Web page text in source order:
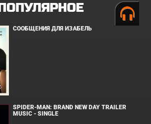
ПОПУЛЯРНОЕ
СООБЩЕНИЯ ДЛЯ ИЗАБЕЛЬ
SPIDER-MAN: BRAND NEW DAY TRAILER
MUSIC - SINGLE